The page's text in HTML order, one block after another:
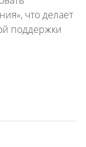
что делает
поддержки